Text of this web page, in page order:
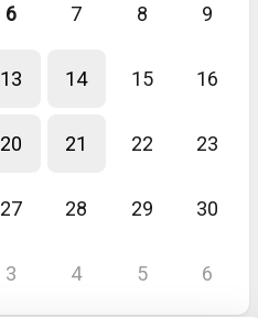
6 7 8 9
13 14 15 16
20 21 22 23
27 28 29 30
3 4 5 6